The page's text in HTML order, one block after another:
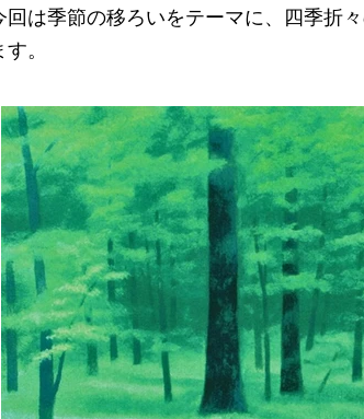
は季節の移ろいをテーマに、四季折
。